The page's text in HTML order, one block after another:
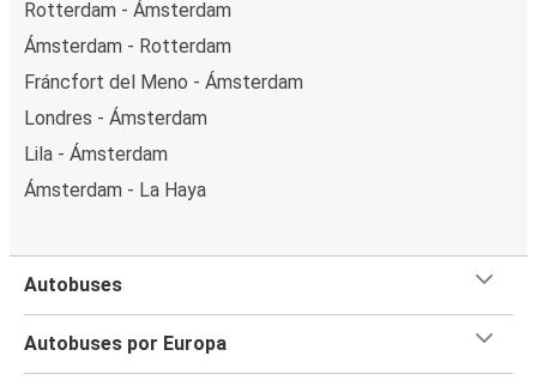
Rotterdam - Ámsterdam
Ámsterdam - Rotterdam
Fráncfort del Meno - Ámsterdam
Londres - Ámsterdam
Lila - Ámsterdam
Ámsterdam - La Haya
Autobuses
Autobuses por Europa